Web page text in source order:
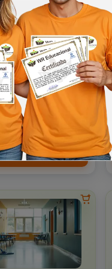
Indústria e Tecnologia 10 a 60 horas
CURSO ON-LINE
AGORA